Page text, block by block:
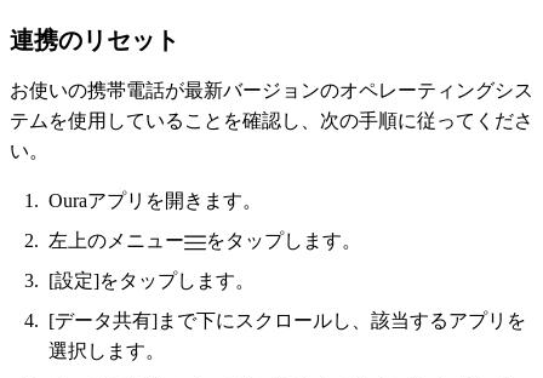
連携のリセット
お使いの携帯電話が最新バージョンのオペレーティングシス
テムを使用していることを確認し、次の手順に従ってくださ
い。
Ouraアプリを開きます。
左上のメニュー
をタップします。
[設定]をタップします。
[データ共有]まで下にスクロールし、該当するアプリを
選択します。